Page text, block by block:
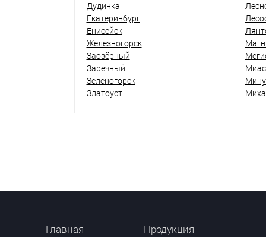
Дудинка
Екатеринбург
Енисейск
Железногорск
Заозёрный
Заречный
Зеленогорск
Златоуст
Главная
Продукция